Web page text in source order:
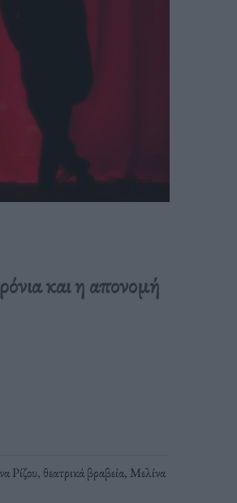
και η απονομή
Ρίζου, θεατρικά βραβεία, Μελίνα